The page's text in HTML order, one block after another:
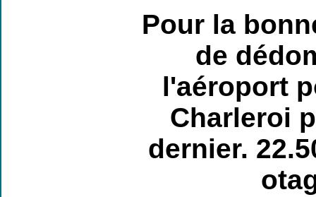
Pour la
de
l'aéroport
Charleroi
dernier.